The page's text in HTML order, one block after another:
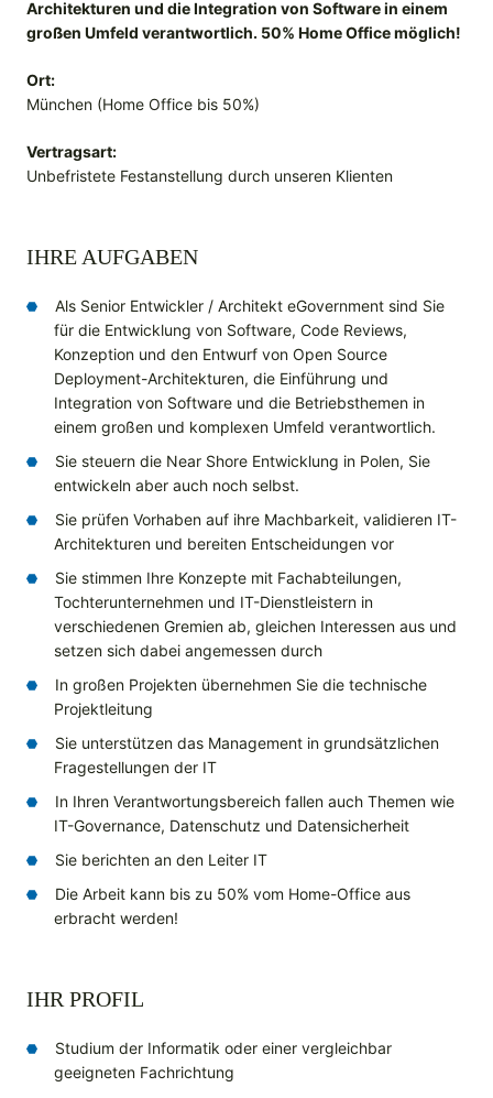
Architekturen und die Integration von Software in einem
großen Umfeld verantwortlich. 50% Home Office möglich!
Ort:
München (Home Office bis 50%)
Vertragsart:
Unbefristete Festanstellung durch unseren Klienten
IHRE AUFGABEN
Als Senior Entwickler / Architekt eGovernment sind Sie
für die Entwicklung von Software, Code Reviews,
Konzeption und den Entwurf von Open Source
Deployment-Architekturen, die Einführung und
Integration von Software und die Betriebsthemen in
einem großen und komplexen Umfeld verantwortlich.
Sie steuern die Near Shore Entwicklung in Polen, Sie
entwickeln aber auch noch selbst.
Sie prüfen Vorhaben auf ihre Machbarkeit, validieren IT-
Architekturen und bereiten Entscheidungen vor
Sie stimmen Ihre Konzepte mit Fachabteilungen,
Tochterunternehmen und IT-Dienstleistern in
verschiedenen Gremien ab, gleichen Interessen aus und
setzen sich dabei angemessen durch
In großen Projekten übernehmen Sie die technische
Projektleitung
Sie unterstützen das Management in grundsätzlichen
Fragestellungen der IT
In Ihren Verantwortungsbereich fallen auch Themen wie
IT-Governance, Datenschutz und Datensicherheit
Sie berichten an den Leiter IT
Die Arbeit kann bis zu 50% vom Home-Office aus
erbracht werden!
IHR PROFIL
Studium der Informatik oder einer vergleichbar
geeigneten Fachrichtung